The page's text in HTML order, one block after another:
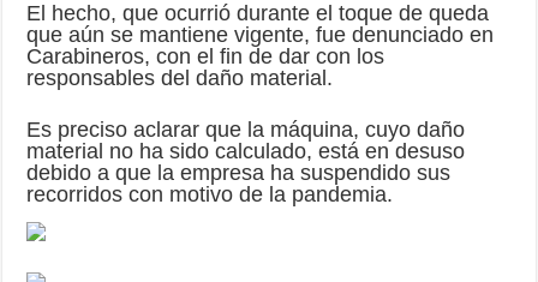
El hecho, que ocurrió durante el toque de queda
que aún se mantiene vigente, fue denunciado en
Carabineros, con el fin de dar con los
responsables del daño material.
Es preciso aclarar que la máquina, cuyo daño
material no ha sido calculado, está en desuso
debido a que la empresa ha suspendido sus
recorridos con motivo de la pandemia.